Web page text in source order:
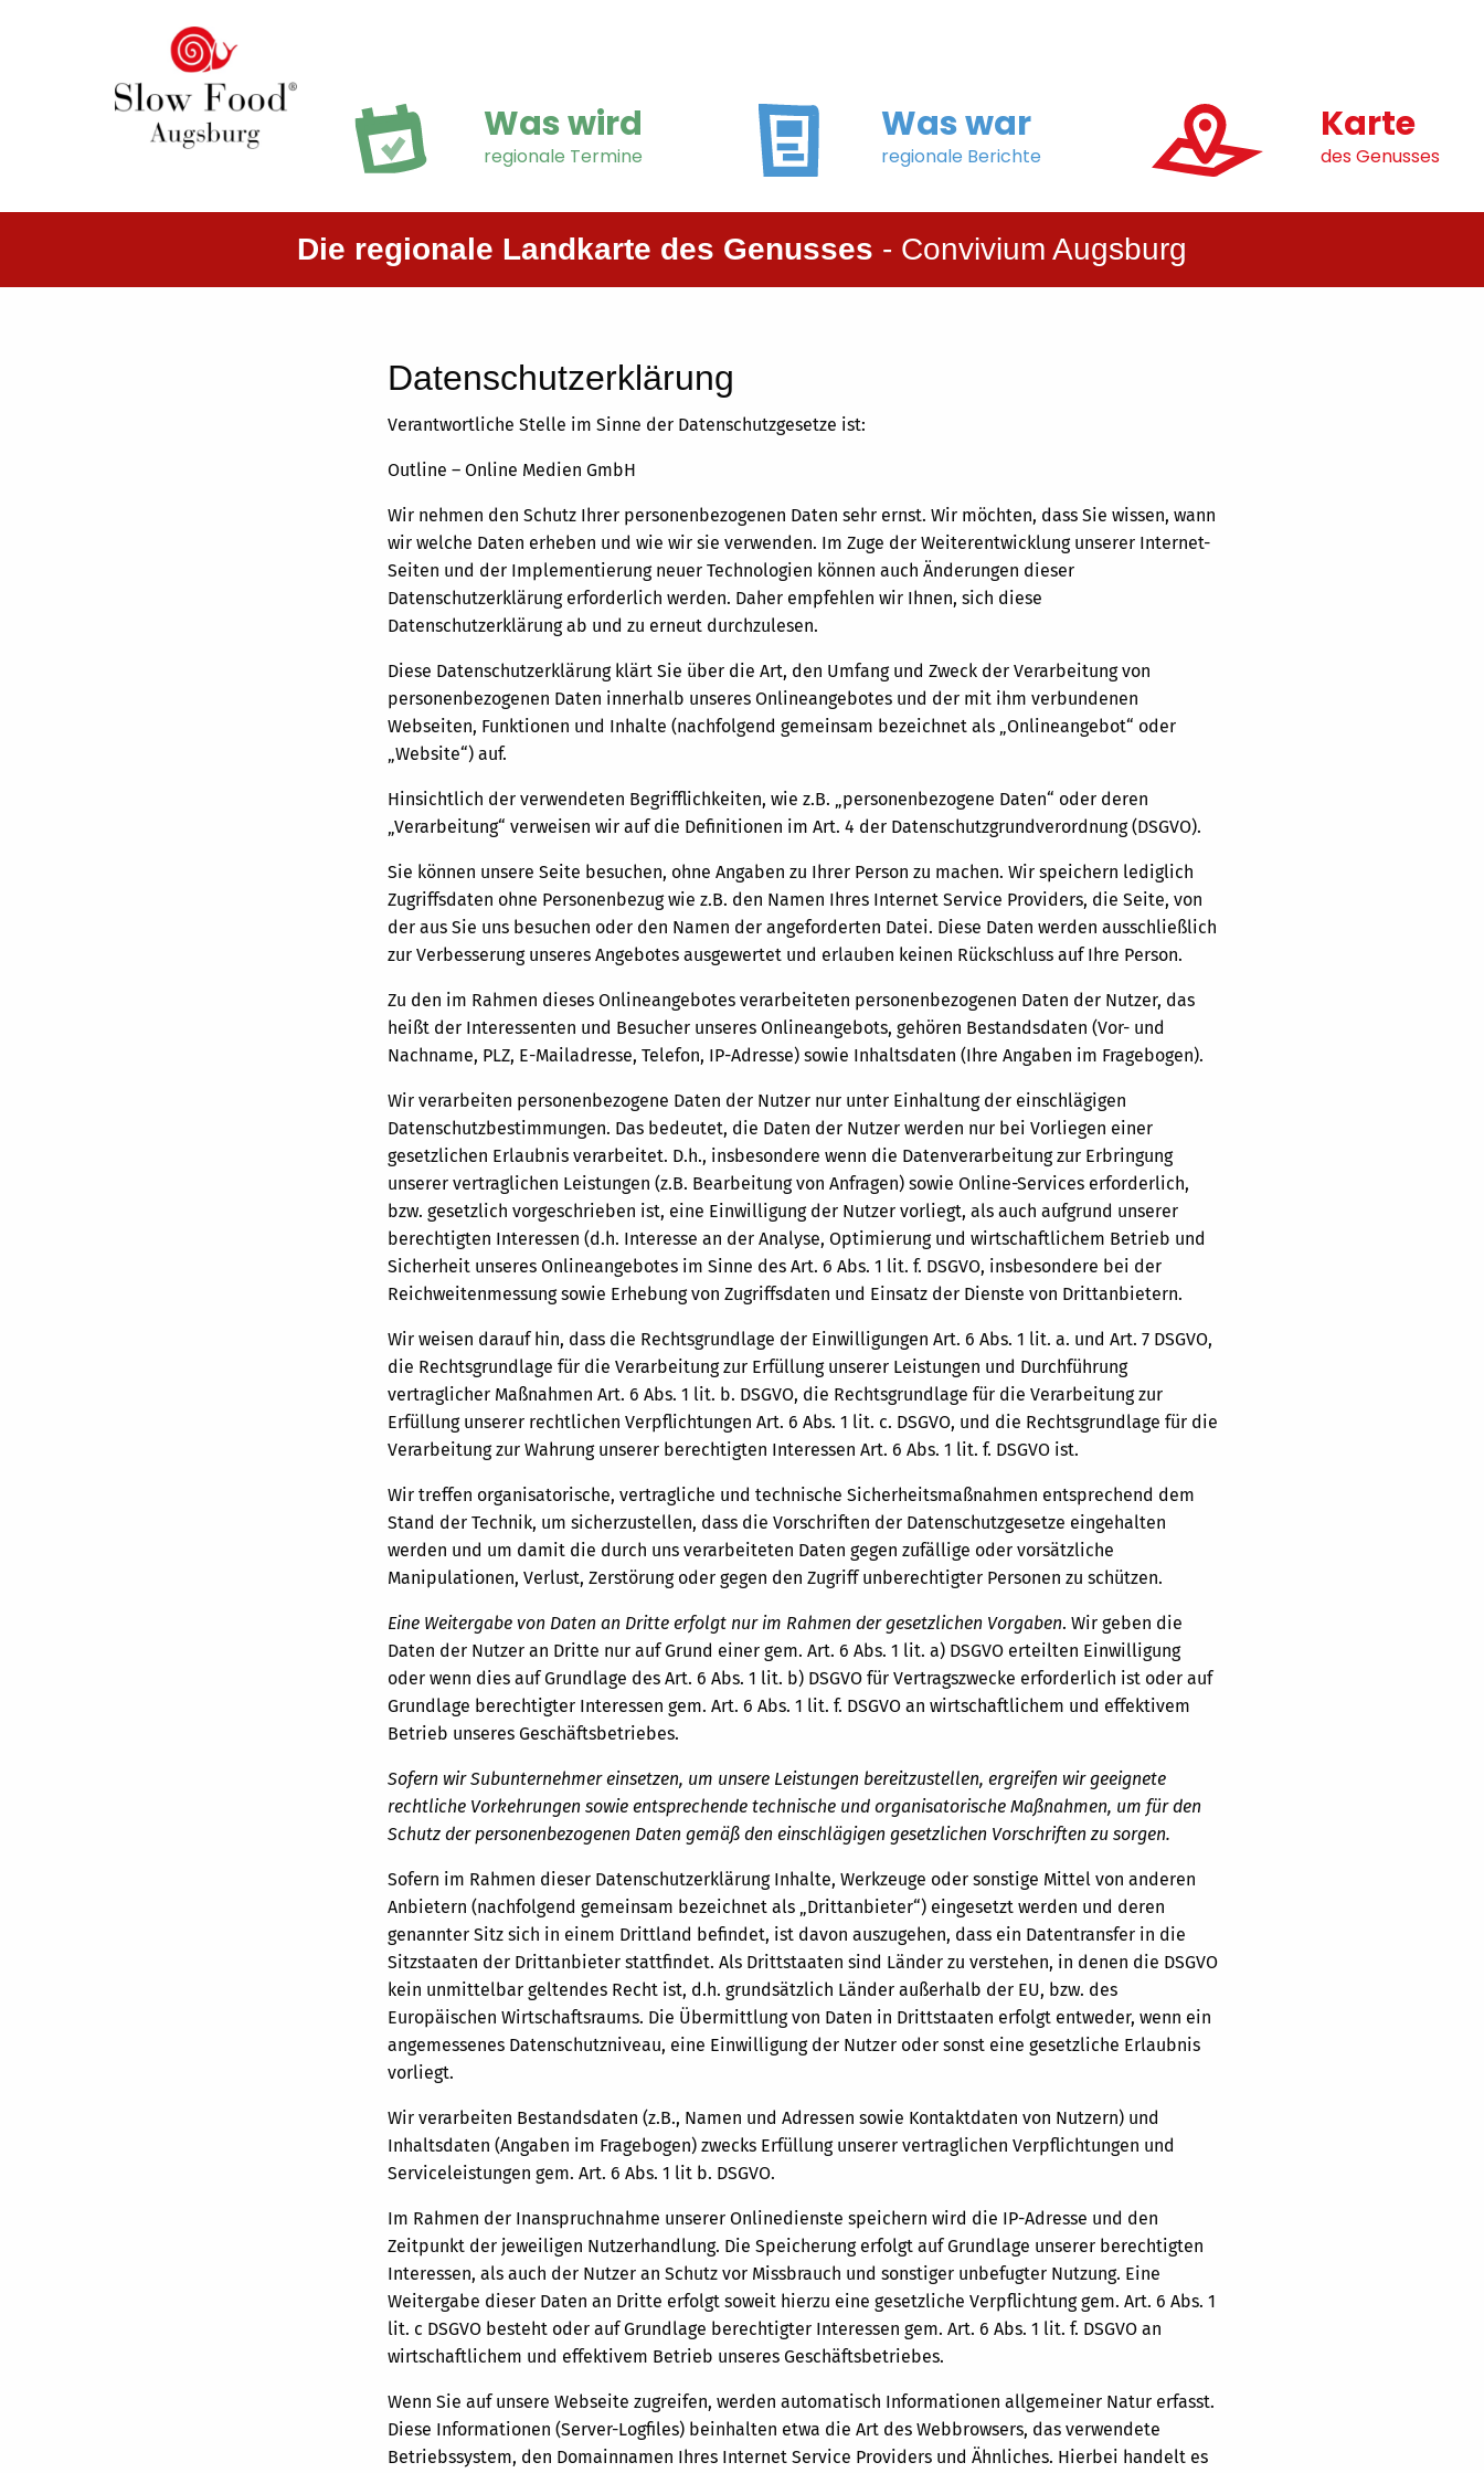
Karte
des Genusses
Was wird
regionale Termine
Was war
regionale Berichte
Die regionale Landkarte des Genusses - Convivium Augsburg
Datenschutzerklärung
Verantwortliche Stelle im Sinne der Datenschutzgesetze ist:
Outline – Online Medien GmbH
Wir nehmen den Schutz Ihrer personenbezogenen Daten sehr ernst. Wir möchten, dass Sie wissen, wann
wir welche Daten erheben und wie wir sie verwenden. Im Zuge der Weiterentwicklung unserer Internet-
Seiten und der Implementierung neuer Technologien können auch Änderungen dieser
Datenschutzerklärung erforderlich werden. Daher empfehlen wir Ihnen, sich diese
Datenschutzerklärung ab und zu erneut durchzulesen.
Diese Datenschutzerklärung klärt Sie über die Art, den Umfang und Zweck der Verarbeitung von
personenbezogenen Daten innerhalb unseres Onlineangebotes und der mit ihm verbundenen
Webseiten, Funktionen und Inhalte (nachfolgend gemeinsam bezeichnet als „Onlineangebot“ oder
„Website“) auf.
Hinsichtlich der verwendeten Begrifflichkeiten, wie z.B. „personenbezogene Daten“ oder deren
„Verarbeitung“ verweisen wir auf die Definitionen im Art. 4 der Datenschutzgrundverordnung (DSGVO).
Sie können unsere Seite besuchen, ohne Angaben zu Ihrer Person zu machen. Wir speichern lediglich
Zugriffsdaten ohne Personenbezug wie z.B. den Namen Ihres Internet Service Providers, die Seite, von
der aus Sie uns besuchen oder den Namen der angeforderten Datei. Diese Daten werden ausschließlich
zur Verbesserung unseres Angebotes ausgewertet und erlauben keinen Rückschluss auf Ihre Person.
Zu den im Rahmen dieses Onlineangebotes verarbeiteten personenbezogenen Daten der Nutzer, das
heißt der Interessenten und Besucher unseres Onlineangebots, gehören Bestandsdaten (Vor- und
Nachname, PLZ, E-Mailadresse, Telefon, IP-Adresse) sowie Inhaltsdaten (Ihre Angaben im Fragebogen).
Wir verarbeiten personenbezogene Daten der Nutzer nur unter Einhaltung der einschlägigen
Datenschutzbestimmungen. Das bedeutet, die Daten der Nutzer werden nur bei Vorliegen einer
gesetzlichen Erlaubnis verarbeitet. D.h., insbesondere wenn die Datenverarbeitung zur Erbringung
unserer vertraglichen Leistungen (z.B. Bearbeitung von Anfragen) sowie Online-Services erforderlich,
bzw. gesetzlich vorgeschrieben ist, eine Einwilligung der Nutzer vorliegt, als auch aufgrund unserer
berechtigten Interessen (d.h. Interesse an der Analyse, Optimierung und wirtschaftlichem Betrieb und
Sicherheit unseres Onlineangebotes im Sinne des Art. 6 Abs. 1 lit. f. DSGVO, insbesondere bei der
Reichweitenmessung sowie Erhebung von Zugriffsdaten und Einsatz der Dienste von Drittanbietern.
Wir weisen darauf hin, dass die Rechtsgrundlage der Einwilligungen Art. 6 Abs. 1 lit. a. und Art. 7 DSGVO,
die Rechtsgrundlage für die Verarbeitung zur Erfüllung unserer Leistungen und Durchführung
vertraglicher Maßnahmen Art. 6 Abs. 1 lit. b. DSGVO, die Rechtsgrundlage für die Verarbeitung zur
Erfüllung unserer rechtlichen Verpflichtungen Art. 6 Abs. 1 lit. c. DSGVO, und die Rechtsgrundlage für die
Verarbeitung zur Wahrung unserer berechtigten Interessen Art. 6 Abs. 1 lit. f. DSGVO ist.
Wir treffen organisatorische, vertragliche und technische Sicherheitsmaßnahmen entsprechend dem
Stand der Technik, um sicherzustellen, dass die Vorschriften der Datenschutzgesetze eingehalten
werden und um damit die durch uns verarbeiteten Daten gegen zufällige oder vorsätzliche
Manipulationen, Verlust, Zerstörung oder gegen den Zugriff unberechtigter Personen zu schützen.
Eine Weitergabe von Daten an Dritte erfolgt nur im Rahmen der gesetzlichen Vorgaben. Wir geben die
Daten der Nutzer an Dritte nur auf Grund einer gem. Art. 6 Abs. 1 lit. a) DSGVO erteilten Einwilligung
oder wenn dies auf Grundlage des Art. 6 Abs. 1 lit. b) DSGVO für Vertragszwecke erforderlich ist oder auf
Grundlage berechtigter Interessen gem. Art. 6 Abs. 1 lit. f. DSGVO an wirtschaftlichem und effektivem
Betrieb unseres Geschäftsbetriebes.
Sofern wir Subunternehmer einsetzen, um unsere Leistungen bereitzustellen, ergreifen wir geeignete
rechtliche Vorkehrungen sowie entsprechende technische und organisatorische Maßnahmen, um für den
Schutz der personenbezogenen Daten gemäß den einschlägigen gesetzlichen Vorschriften zu sorgen.
Sofern im Rahmen dieser Datenschutzerklärung Inhalte, Werkzeuge oder sonstige Mittel von anderen
Anbietern (nachfolgend gemeinsam bezeichnet als „Drittanbieter“) eingesetzt werden und deren
genannter Sitz sich in einem Drittland befindet, ist davon auszugehen, dass ein Datentransfer in die
Sitzstaaten der Drittanbieter stattfindet. Als Drittstaaten sind Länder zu verstehen, in denen die DSGVO
kein unmittelbar geltendes Recht ist, d.h. grundsätzlich Länder außerhalb der EU, bzw. des
Europäischen Wirtschaftsraums. Die Übermittlung von Daten in Drittstaaten erfolgt entweder, wenn ein
angemessenes Datenschutzniveau, eine Einwilligung der Nutzer oder sonst eine gesetzliche Erlaubnis
vorliegt.
Wir verarbeiten Bestandsdaten (z.B., Namen und Adressen sowie Kontaktdaten von Nutzern) und
Inhaltsdaten (Angaben im Fragebogen) zwecks Erfüllung unserer vertraglichen Verpflichtungen und
Serviceleistungen gem. Art. 6 Abs. 1 lit b. DSGVO.
Im Rahmen der Inanspruchnahme unserer Onlinedienste speichern wird die IP-Adresse und den
Zeitpunkt der jeweiligen Nutzerhandlung. Die Speicherung erfolgt auf Grundlage unserer berechtigten
Interessen, als auch der Nutzer an Schutz vor Missbrauch und sonstiger unbefugter Nutzung. Eine
Weitergabe dieser Daten an Dritte erfolgt soweit hierzu eine gesetzliche Verpflichtung gem. Art. 6 Abs. 1
lit. c DSGVO besteht oder auf Grundlage berechtigter Interessen gem. Art. 6 Abs. 1 lit. f. DSGVO an
wirtschaftlichem und effektivem Betrieb unseres Geschäftsbetriebes.
Wenn Sie auf unsere Webseite zugreifen, werden automatisch Informationen allgemeiner Natur erfasst.
Diese Informationen (Server-Logfiles) beinhalten etwa die Art des Webbrowsers, das verwendete
Betriebssystem, den Domainnamen Ihres Internet Service Providers und Ähnliches. Hierbei handelt es